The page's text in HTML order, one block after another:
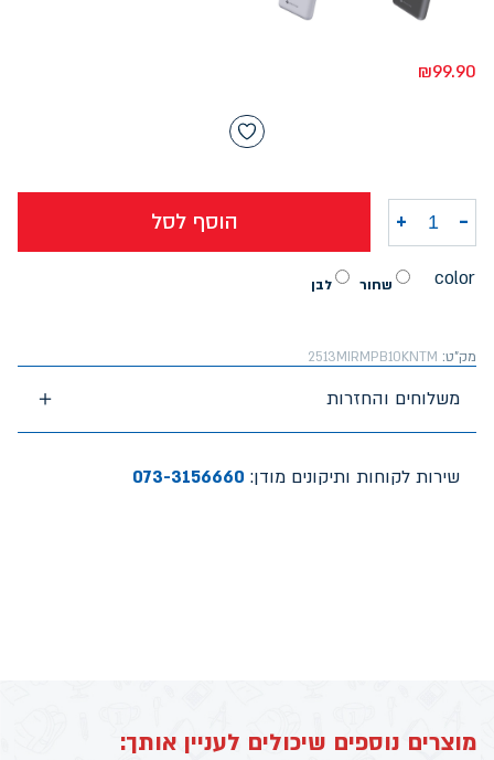
₪99.90
color שחור לבן
- כמות של סוללת טעינה Miracase MPB10000NTM 10000mAh
+ הוסף לסל
מק"ט: 2513MIRMPB10KNTM
משלוחים והחזרות
שירות לקוחות ותיקונים מודן: 073-3156660
מוצרים נוספים שיכולים לעניין אותך: